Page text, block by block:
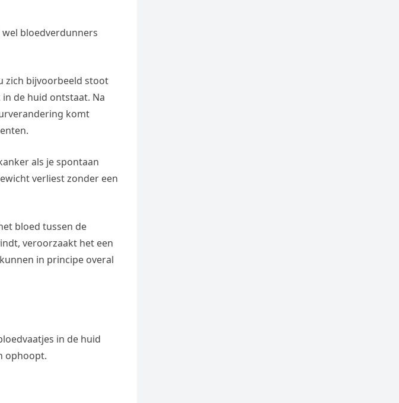
bloedverdunners
zich bijvoorbeeld stoot
de huid ontstaat. Na
komt
als je spontaan
verliest zonder een
bloed tussen de
veroorzaakt het een
in principe overal
in de huid
ophoopt.